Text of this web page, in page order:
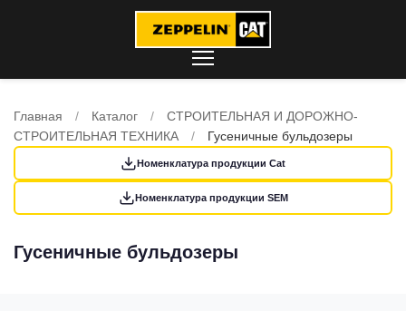
Главная / Каталог /
СТРОИТЕЛЬНАЯ И ДОРОЖНО-
СТРОИТЕЛЬНАЯ ТЕХНИКА
/ Гусеничные бульдозеры
Номенклатура продукции Cat
Номенклатура продукции SEM
Гусеничные бульдозеры